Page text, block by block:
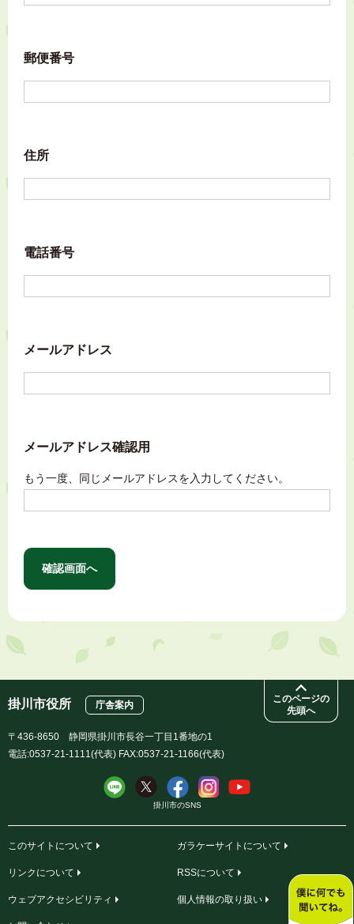
郵便番号
住所
電話番号
メールアドレス
メールアドレス確認用
もう一度、同じメールアドレスを入力してください。
このページの
先頭へ
掛川市役所 庁舎案内
〒436-8650 静岡県掛川市長谷一丁目1番地の1
電話:0537-21-1111(代表) FAX:0537-21-1166(代表)
掛川市のSNS
このサイトについて ガラケーサイトについて
リンクについて RSSについて
ウェブアクセシビリティ 個人情報の取り扱い